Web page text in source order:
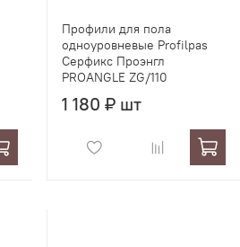
Профили для пола
одноуровневые Profilpas
Серфикс Проэнгл
PROANGLE ZG/110
1 180 ₽ шт